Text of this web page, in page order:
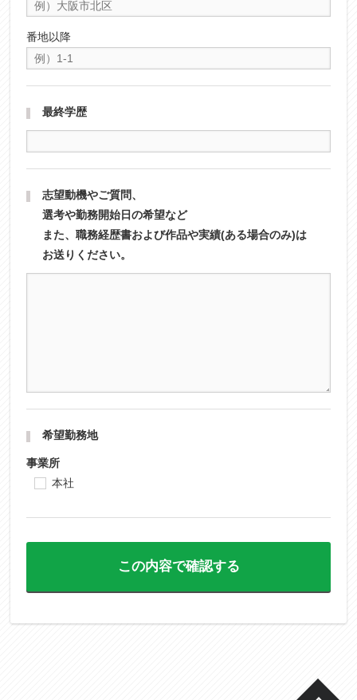
番地以降
最終学歴
志望動機やご質問、
選考や勤務開始日の希望など
また、職務経歴書および作品や実績(ある場合のみ)は
お送りください。
希望勤務地
事業所
本社
この内容で確認する